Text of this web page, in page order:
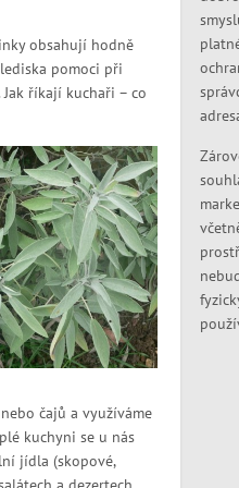
obsahují hodně
pomoci při
říkají kuchaři – co
čajů a využíváme
kuchyni se u nás
jídla (skopové,